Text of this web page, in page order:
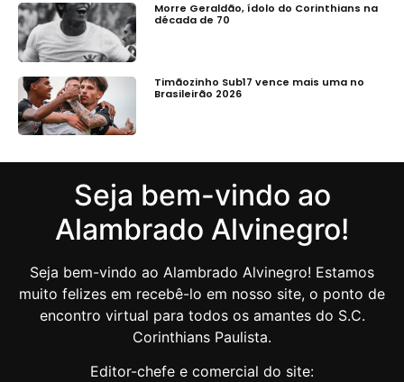
Morre Geraldão, ídolo do Corinthians na
década de 70
Timãozinho Sub17 vence mais uma no
Brasileirão 2026
Seja bem-vindo ao
Alambrado Alvinegro!
Seja bem-vindo ao Alambrado Alvinegro! Estamos
muito felizes em recebê-lo em nosso site, o ponto de
encontro virtual para todos os amantes do S.C.
Corinthians Paulista.
Editor-chefe e comercial do site: